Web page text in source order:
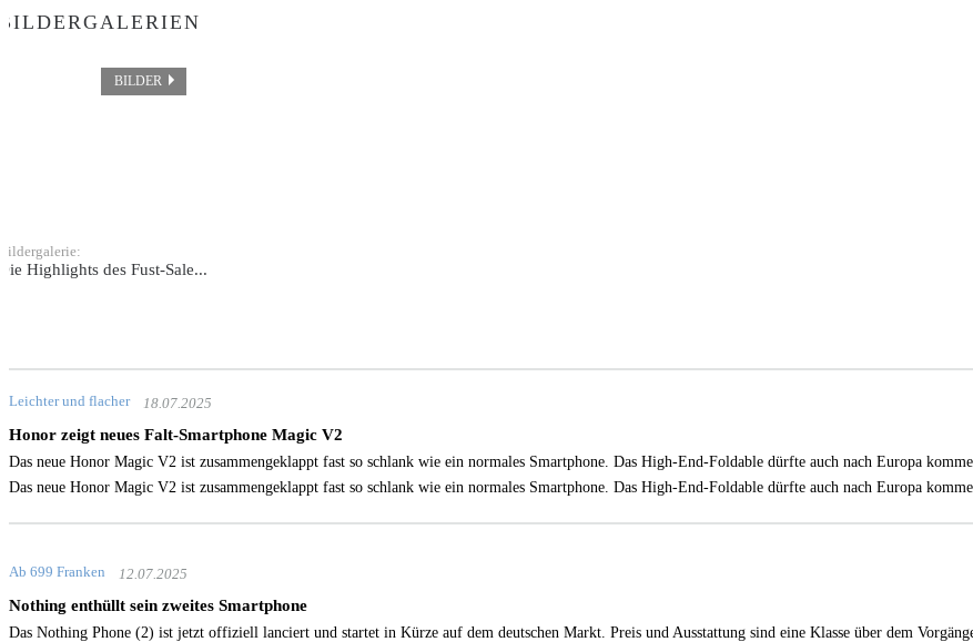
BILDER
Highlights des Fust-Sale...
Leichter und flacher 18.07.2025
Honor zeigt neues Falt-Smartphone Magic V2
Das neue Honor Magic V2 ist zusammengeklappt fast so schlank wie ein normales Smartphone. Das High-End-Foldable dürfte auch nach Europa
Das neue Honor Magic V2 ist zusammengeklappt fast so schlank wie ein normales Smartphone. Das High-End-Foldable dürfte auch nach Europa
Ab 699 Franken 12.07.2025
Nothing enthüllt sein zweites Smartphone
Das Nothing Phone (2) ist jetzt offiziell lanciert und startet in Kürze auf dem deutschen Markt. Preis und Ausstattung sind eine Klasse über dem